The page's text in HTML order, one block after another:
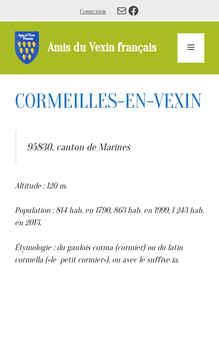
contenu
Connexion E-mailFacebook
Amis du Vexin français Menu
CORMEILLES-EN-VEXIN
95830, canton de Marines
Altitude : 120 m.
Population : 814 hab. en 1790, 863 hab. en 1999, 1 243 hab.
en 2013.
Étymologie : du gaulois corma (cormier) ou du latin
cormella («le petit cormier»), ou avec le suffixe ia.